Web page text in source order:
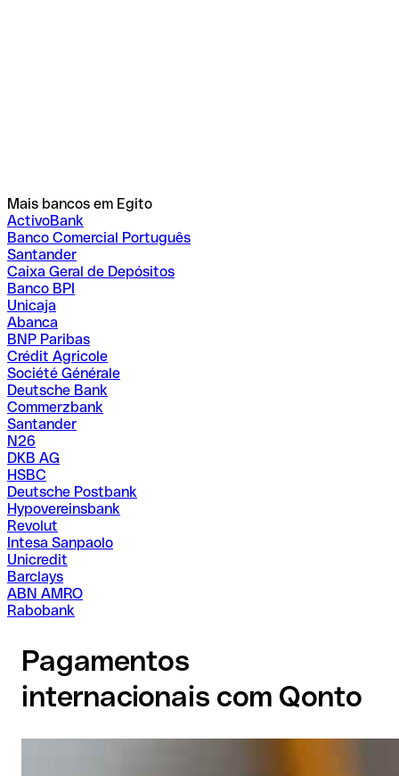
Mais bancos em Egito
ActivoBank
Banco Comercial Português
Santander
Caixa Geral de Depósitos
Banco BPI
Unicaja
Abanca
BNP Paribas
Crédit Agricole
Société Générale
Deutsche Bank
Commerzbank
Santander
N26
DKB AG
HSBC
Deutsche Postbank
Hypovereinsbank
Revolut
Intesa Sanpaolo
Unicredit
Barclays
ABN AMRO
Rabobank
Pagamentos
internacionais com Qonto